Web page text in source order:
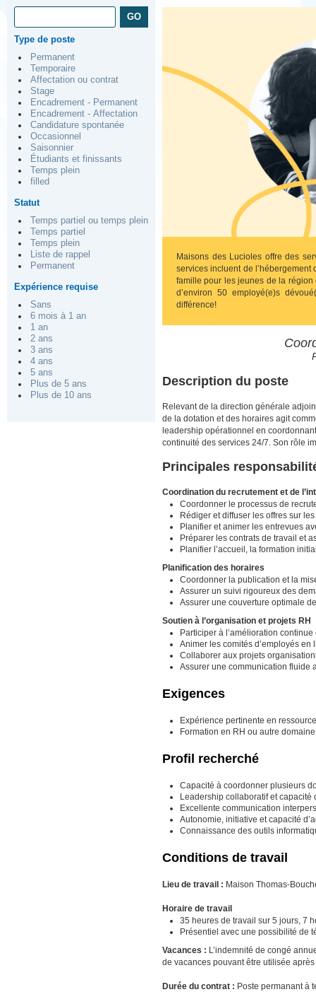
Type de poste
Permanent
Temporaire
Affectation ou contrat
Stage
Encadrement - Permanent
Encadrement - Affectation
Candidature spontanée
Occasionnel
Saisonnier
Étudiants et finissants
Temps plein
filled
Statut
Temps partiel ou temps plein
Temps partiel
Temps plein
Liste de rappel
Permanent
Expérience requise
Sans
6 mois à 1 an
1 an
2 ans
3 ans
4 ans
5 ans
Plus de 5 ans
Plus de 10 ans
Maisons des Lucioles offre des
services incluent de
famille pour les jeunes de la région
d’environ 50 employé(e)s
différence!
Description du poste
Relevant de la direction générale
de la dotation et des horaires agit
leadership opérationnel en
continuité des services 24/7. Son rôle
Principales
Coordination du recrutement et de
Coordonner le processus de
Rédiger et diffuser les offres sur
Planifier et animer les entrevues
Préparer les contrats de travail et
Planifier l’accueil, la formation
Planification des horaires
Coordonner la publication et la
Assurer un suivi rigoureux des
Assurer une couverture optimale
Soutien à l’organisation et projets RH
Participer à l’amélioration
Animer les comités d’employés
Collaborer aux projets
Assurer une communication fluide
Exigences
Expérience pertinente en
Formation en RH ou autre
Profil recherché
Capacité à coordonner plusieurs
Leadership collaboratif et capacité
Excellente communication
Autonomie, initiative et capacité
Connaissance des outils
Conditions de travail
Lieu de travail : Maison Thomas-
Horaire de travail
35 heures de travail sur 5 jours, 7
Présentiel avec une possibilité de
Vacances : L’indemnité de congé
de vacances pouvant être utilisée
Durée du contrat : Poste permanant à